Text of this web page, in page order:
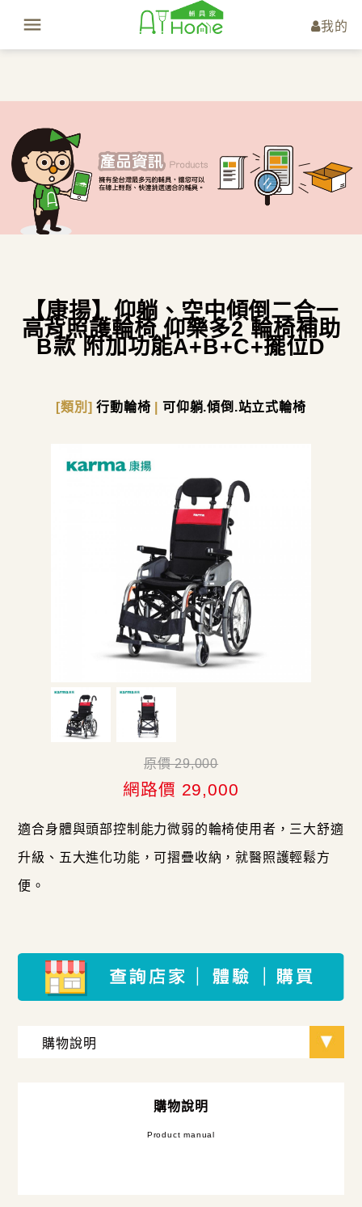
我的
【康揚】仰躺、空中傾倒二合一
高背照護輪椅 仰樂多2 輪椅補助
B款 附加功能A+B+C+擺位D
[類別]行動輪椅 可仰躺.傾倒.站立式輪椅
原價 29,000
網路價 29,000
適合身體與頭部控制能力微弱的輪椅使用者，三大舒適
升級、五大進化功能，可摺疊收納，就醫照護輕鬆方
便。
購物說明
Product manual